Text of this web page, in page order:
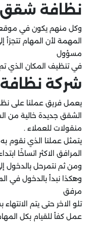
نظافة شقق
وكل منهم يكون في
المهمة لأن المهام
مسؤول
في تنظيف المكان الذي
شركة
يعمل فريق عملنا على
الشقق جديدة خالية من
منقولات للعملاء .
يتمثل عملنا الذي نقوم
المرافق الاكثر اتساخًا
ومن ثم نتمرحل بالدخول
وهكذا نبدأ بالدخول في
مرفق
تلو الاخر حتى يتم
عمل كفأ للقيام بكل